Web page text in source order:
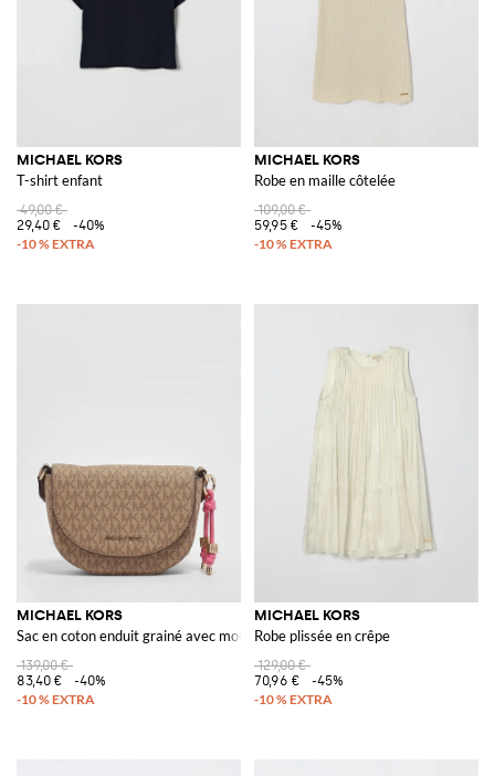
MICHAEL KORS
T-shirt enfant
49,00 €
29,40 €
-40%
MICHAEL KORS
Robe en maille côtelée
109,00 €
59,95 €
-45%
MICHAEL KORS
Sac en coton enduit grainé avec monogramme MK imprimé
139,00 €
83,40 €
-40%
MICHAEL KORS
Robe plissée en crêpe
129,00 €
70,96 €
-45%